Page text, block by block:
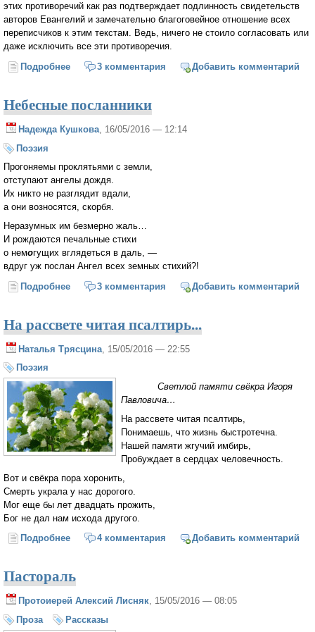
этих противоречий как раз подтверждает подлинность свидетельств
авторов Евангелий и замечательно благоговейное отношение всех
переписчиков к этим текстам. Ведь, ничего не стоило согласовать или
даже исключить все эти противоречия.
Подробнее о Святитель Феофан (Затворник). О согласовании
3 комментария Добавить комментарий
Небесные посланники
Надежда Кушкова , 16/05/2016 — 12:14
Поэзия
Прогоняемы проклятьями с земли,
отступают ангелы дождя.
Их никто не разглядит вдали,
а они возносятся, скорбя.
Неразумных им безмерно жаль…
И рождаются печальные стихи
о немогущих вглядеться в даль, —
вдруг уж послан Ангел всех земных стихий?!
Подробнее о Небесные посланники
3 комментария Добавить комментарий
На рассвете читая псалтирь...
Наталья Трясцина , 15/05/2016 — 22:55
Поэзия
Светлой памяти свёкра Игоря
Павловича…
На рассвете читая псалтирь,
Понимаешь, что жизнь быстротечна.
Нашей памяти жгучий имбирь,
Пробуждает в сердцах человечность.
Вот и свёкра пора хоронить,
Смерть украла у нас дорогого.
Мог еще бы лет двадцать прожить,
Бог не дал нам исхода другого.
Подробнее о На рассвете читая псалтирь...
4 комментария Добавить комментарий
Пастораль
Протоиерей Алексий Лисняк, 15/05/2016 — 08:05
Проза
Рассказы